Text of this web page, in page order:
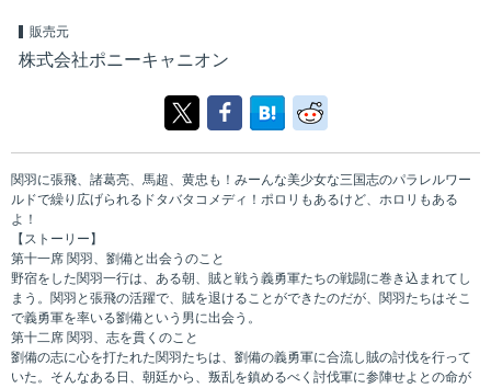
販売元
株式会社ポニーキャニオン
関羽に張飛、諸葛亮、馬超、黄忠も！みーんな美少女な三国志のパラレルワー
ルドで繰り広げられるドタバタコメディ！ポロリもあるけど、ホロリもある
よ！
【ストーリー】
第十一席 関羽、劉備と出会うのこと
野宿をした関羽一行は、ある朝、賊と戦う義勇軍たちの戦闘に巻き込まれてし
まう。関羽と張飛の活躍で、賊を退けることができたのだが、関羽たちはそこ
で義勇軍を率いる劉備という男に出会う。
第十二席 関羽、志を貫くのこと
劉備の志に心を打たれた関羽たちは、劉備の義勇軍に合流し賊の討伐を行って
いた。そんなある日、朝廷から、叛乱を鎮めるべく討伐軍に参陣せよとの命が